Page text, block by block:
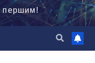
першим!